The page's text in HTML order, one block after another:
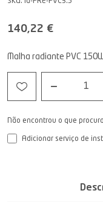
140,22 €
Malha radiante PVC
1
Não encontrou o que
Adicionar serviço de